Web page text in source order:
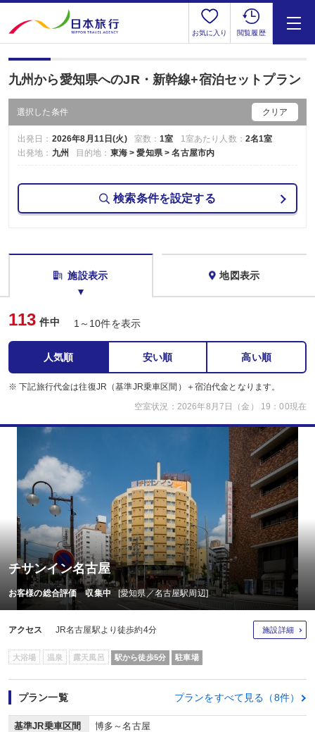
お気に入り 閲覧履歴
九州から愛知県へのJR・新幹線+宿泊セットプラン
選択した条件 クリア
出発日： 2026年8月11日(火) 室数：1室 1室あたり人数： 2名1室
出発地： 九州 目的地： 東海 > 愛知県 > 名古屋市内
検索条件を設定する
施設表示 地図表示
113 件中 1～10件を表示
人気順 安い順 高い順
※ 下記旅行代金は往復JR（基準JR乗車区間）＋宿泊代金となります。
空室状況：2026年8月7日（金） 19：00現在
チサンイン名古屋
お客様の総合評価 収集中 [愛知県／名古屋駅周辺]
アクセス JR名古屋駅より徒歩約4分 施設詳細
大浴場 温泉 露天風呂 駅から徒歩5分 駐車場
プラン一覧 プランをすべて見る（8件）
基準JR乗車区間 博多～名古屋